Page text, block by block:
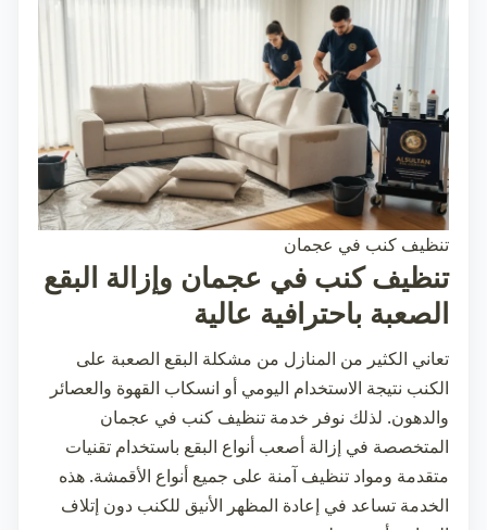
تنظيف كنب في عجمان
تنظيف كنب في عجمان وإزالة البقع
الصعبة باحترافية عالية
تعاني الكثير من المنازل من مشكلة البقع الصعبة على
الكنب نتيجة الاستخدام اليومي أو انسكاب القهوة والعصائر
والدهون. لذلك نوفر خدمة تنظيف كنب في عجمان
المتخصصة في إزالة أصعب أنواع البقع باستخدام تقنيات
متقدمة ومواد تنظيف آمنة على جميع أنواع الأقمشة. هذه
الخدمة تساعد في إعادة المظهر الأنيق للكنب دون إتلاف